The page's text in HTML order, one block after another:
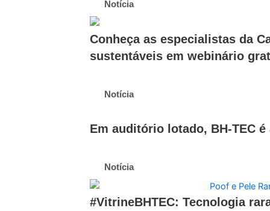
Notícia
Conheça as especialistas da
sustentáveis em webinário
Notícia
Em auditório lotado, BH-TEC
Notícia
#VitrineBHTEC: Tecnologia